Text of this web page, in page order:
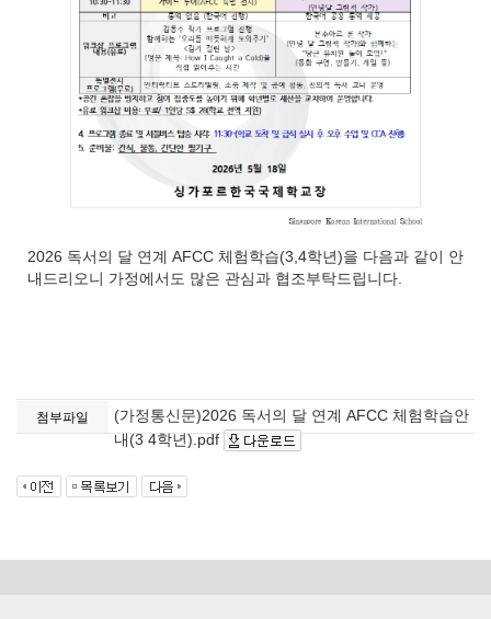
2026 독서의 달 연계 AFCC 체험학습(3,4학년)을 다음과 같이 안
내드리오니 가정에서도 많은 관심과 협조부탁드립니다.
첨부파일
(가정통신문)2026 독서의 달 연계 AFCC 체험학습안
내(3 4학년).pdf